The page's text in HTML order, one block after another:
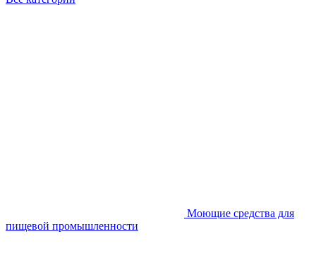
Моющие средства для
пищевой промышленности